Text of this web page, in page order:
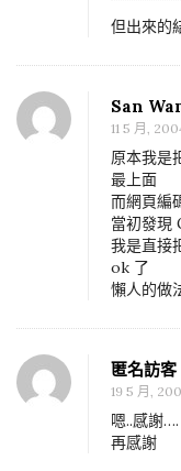
文
字
的
G
o
o
g
l
e
尋
變
亂
碼
的
但出來的
San
11 5 月,
原本我是
最上面
而網頁編
當初發現
我是直接
ok 了
懶人的做
匿名訪客
19 5 月,
嗯..感謝….
再感謝